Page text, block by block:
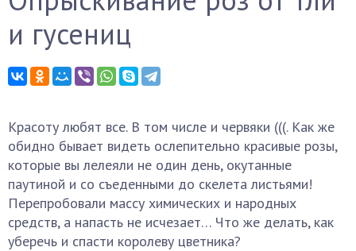
и гусениц
Красоту любят все. В том числе и червяки (((. Как же
обидно бывает видеть ослепительно красивые розы,
которые вы лелеяли не один день, окутанные
паутиной и со съеденными до скелета листьями!
Перепробовали массу химических и народных
средств, а напасть не исчезает… Что же делать, как
уберечь и спасти королеву цветника?